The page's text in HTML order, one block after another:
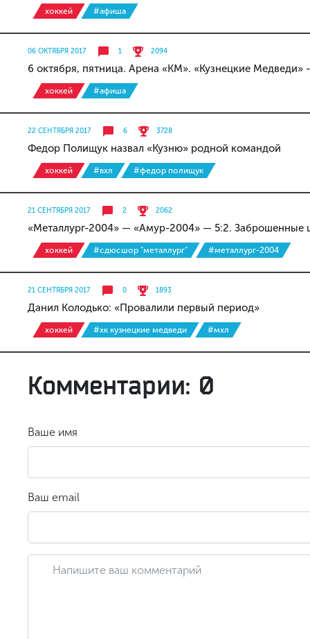
хоккей #афиша
06 ОКТЯБРЯ 2017 1 2094
6 октября, пятница. Арена «КМ». «Кузнецкие Медведи»
хоккей #афиша
22 СЕНТЯБРЯ 2017 6 3728
Федор Полищук назвал «Кузню» родной командой
хоккей #вхл #федор полищук
21 СЕНТЯБРЯ 2017 2 2062
«Металлург-2004» — «Амур-2004» — 5:2. Заброшенные
хоккей #сдюсшор "металлург" #металлург-2004
21 СЕНТЯБРЯ 2017 0 1893
Данил Колодько: «Провалили первый период»
хоккей #хк кузнецкие медведи #мхл
Комментарии: 0
Ваше имя
Ваш email